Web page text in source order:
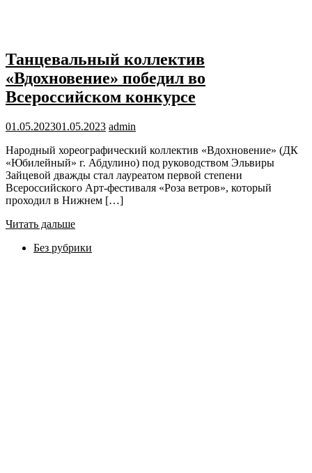
Танцевальный коллектив
«Вдохновение» победил во
Всероссийском конкурсе
01.05.202301.05.2023 admin
Народный хореографический коллектив «Вдохновение» (ДК
«Юбилейный» г. Абдулино) под руководством Эльвиры
Зайцевой дважды стал лауреатом первой степени
Всероссийского Арт-фестиваля «Роза ветров», который
проходил в Нижнем […]
Читать дальше
Без рубрики